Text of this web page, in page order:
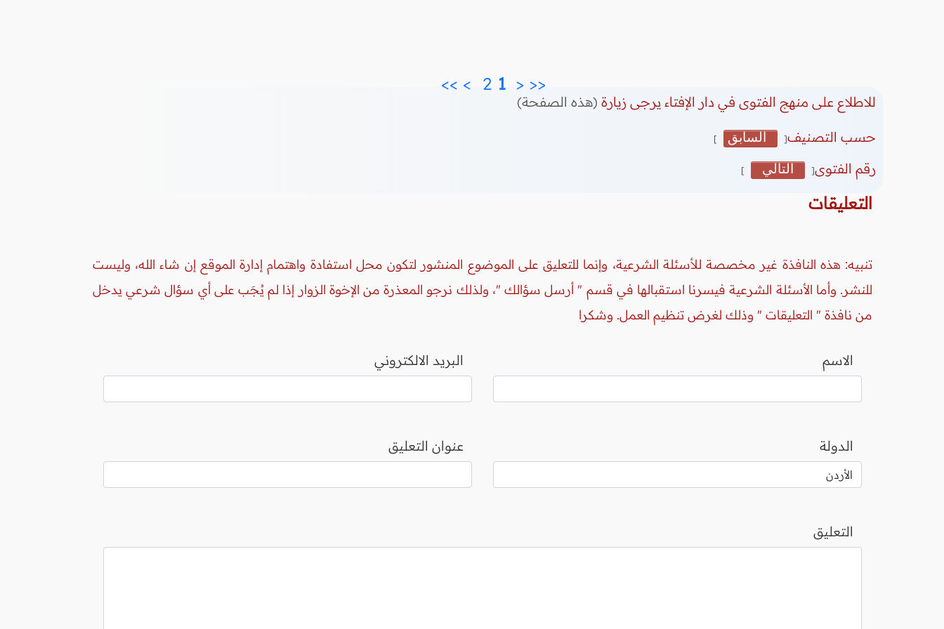
<<
<
2
>
>>
للاطلاع على منهج الفتوى في دار الإفتاء يرجى زيارة (هذه الصفحة)
حسب التصنيف[ السابق ]
رقم الفتوى[ التالي ]
التعليقات
تنبيه: هذه النافذة غير مخصصة للأسئلة الشرعية، وإنما للتعليق على الموضوع المنشور لتكون محل استفادة واهتمام إدارة الموقع إن شاء الله، وليست
للنشر. وأما الأسئلة الشرعية فيسرنا استقبالها في قسم " أرسل سؤالك "، ولذلك نرجو المعذرة من الإخوة الزوار إذا لم يُجَب على أي سؤال شرعي يدخل
من نافذة " التعليقات " وذلك لغرض تنظيم العمل. وشكرا
الاسم البريد الالكتروني
الدولة عنوان التعليق
التعليق